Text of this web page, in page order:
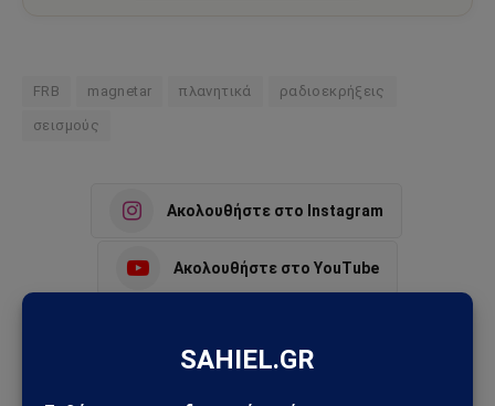
FRB magnetar πλανητικά ραδιοεκρήξεις
σεισμούς
Ακολουθήστε στο Instagram
Ακολουθήστε στο YouTube